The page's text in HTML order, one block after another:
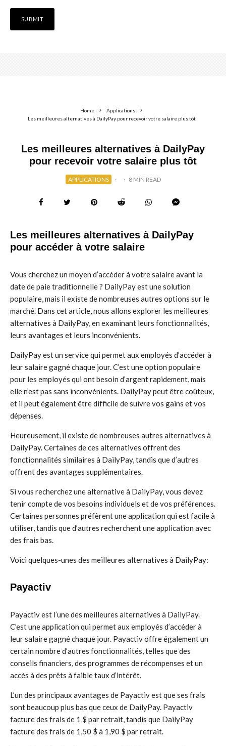
Home
Applications
Les meilleures alternatives à DailyPay pour recevoir votre salaire plus tôt
Les meilleures alternatives à DailyPay
pour recevoir votre salaire plus tôt
APPLICATIONS · · 8 MIN READ
Les meilleures alternatives à DailyPay
pour accéder à votre salaire
Vous cherchez un moyen d’accéder à votre salaire avant la
date de paie traditionnelle ? DailyPay est une solution
populaire, mais il existe de nombreuses autres options sur le
marché. Dans cet article, nous allons explorer les meilleures
alternatives à DailyPay, en examinant leurs fonctionnalités,
leurs avantages et leurs inconvénients.
DailyPay est un service qui permet aux employés d’accéder à
leur salaire gagné chaque jour. C’est une option populaire
pour les employés qui ont besoin d’argent rapidement, mais
elle n’est pas sans inconvénients. DailyPay peut être coûteux,
et il peut également être difficile de suivre vos gains et vos
dépenses.
Heureusement, il existe de nombreuses autres alternatives à
DailyPay. Certaines de ces alternatives offrent des
fonctionnalités similaires à DailyPay, tandis que d’autres
offrent des avantages supplémentaires.
Si vous recherchez une alternative à DailyPay, vous devez
tenir compte de vos besoins individuels et de vos préférences.
Certaines personnes préfèrent une application qui est facile à
utiliser, tandis que d’autres recherchent une application avec
des frais bas.
Voici quelques-unes des meilleures alternatives à DailyPay:
Payactiv
Payactiv est l’une des meilleures alternatives à DailyPay.
C’est une application qui permet aux employés d’accéder à
leur salaire gagné chaque jour. Payactiv offre également un
certain nombre d’autres fonctionnalités, telles que des
conseils financiers, des programmes de récompenses et un
accès à des prêts à faible taux d’intérêt.
L’un des principaux avantages de Payactiv est que ses frais
sont beaucoup plus bas que ceux de DailyPay. Payactiv
facture des frais de 1 $ par retrait, tandis que DailyPay
facture des frais de 1,50 $ à 1,90 $ par retrait.